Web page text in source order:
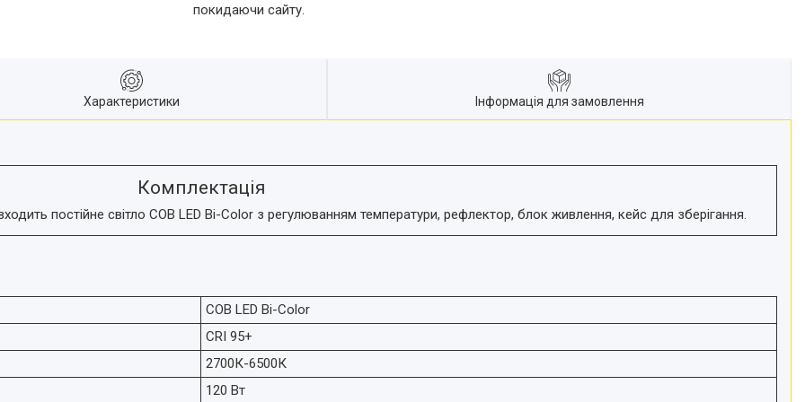
покидаючи сайту.
Характеристики Інформація для замовлення
Комплектація
постійне світло COB LED Bi-Color з регулюванням температури, рефлектор, блок живлення, кейс для зберігання.
COB LED Bi-Color
CRI 95+
2700К-6500К
120 Вт